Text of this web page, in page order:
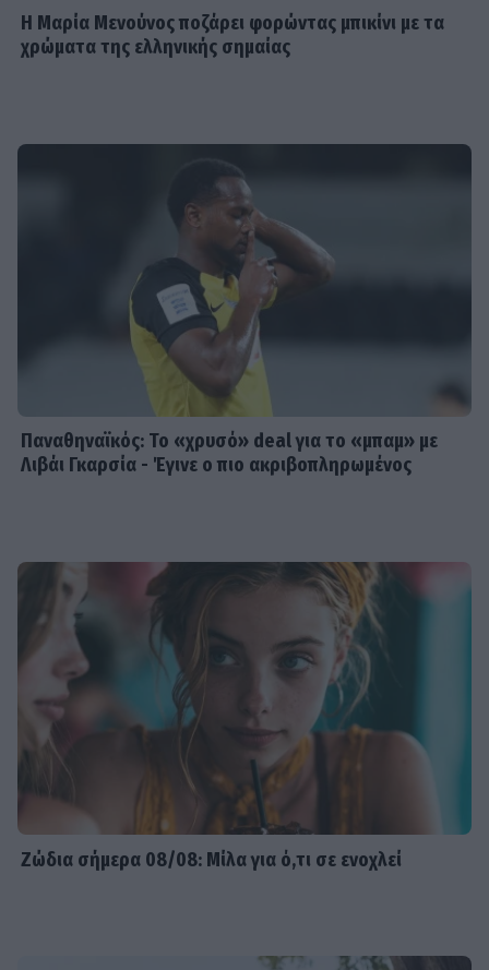
Η Μαρία Μενούνος ποζάρει φορώντας μπικίνι με τα
χρώματα της ελληνικής σημαίας
Παναθηναϊκός: Το «χρυσό» deal για το «μπαμ» με
Λιβάι Γκαρσία - Έγινε ο πιο ακριβοπληρωμένος
Ζώδια σήμερα 08/08: Μίλα για ό,τι σε ενοχλεί